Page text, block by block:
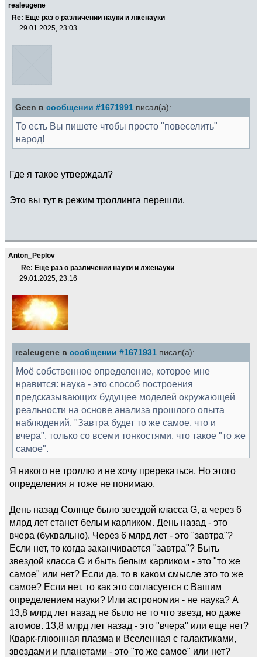
realeugene
Re: Еще раз о различении науки и лженауки
29.01.2025, 23:03
Geen в сообщении #1671991 писал(а):
То есть Вы пишете чтобы просто "повеселить"
народ!
Где я такое утверждал?
Это вы тут в режим троллинга перешли.
Anton_Peplov
Re: Еще раз о различении науки и лженауки
29.01.2025, 23:16
realeugene в сообщении #1671931 писал(а):
Моё собственное определение, которое мне
нравится: наука - это способ построения
предсказывающих будущее моделей окружающей
реальности на основе анализа прошлого опыта
наблюдений. "Завтра будет то же самое, что и
вчера", только со всеми тонкостями, что такое "то же
самое".
Я никого не троллю и не хочу пререкаться. Но этого
определения я тоже не понимаю.
День назад Солнце было звездой класса G, а через 6
млрд лет станет белым карликом. День назад - это
вчера (буквально). Через 6 млрд лет - это "завтра"?
Если нет, то когда заканчивается "завтра"? Быть
звездой класса G и быть белым карликом - это "то же
самое" или нет? Если да, то в каком смысле это то же
самое? Если нет, то как это согласуется с Вашим
определением науки? Или астрономия - не наука? А
13,8 млрд лет назад не было не то что звезд, но даже
атомов. 13,8 млрд лет назад - это "вчера" или еще нет?
Кварк-глюонная плазма и Вселенная с галактиками,
звездами и планетами - это "то же самое" или нет?